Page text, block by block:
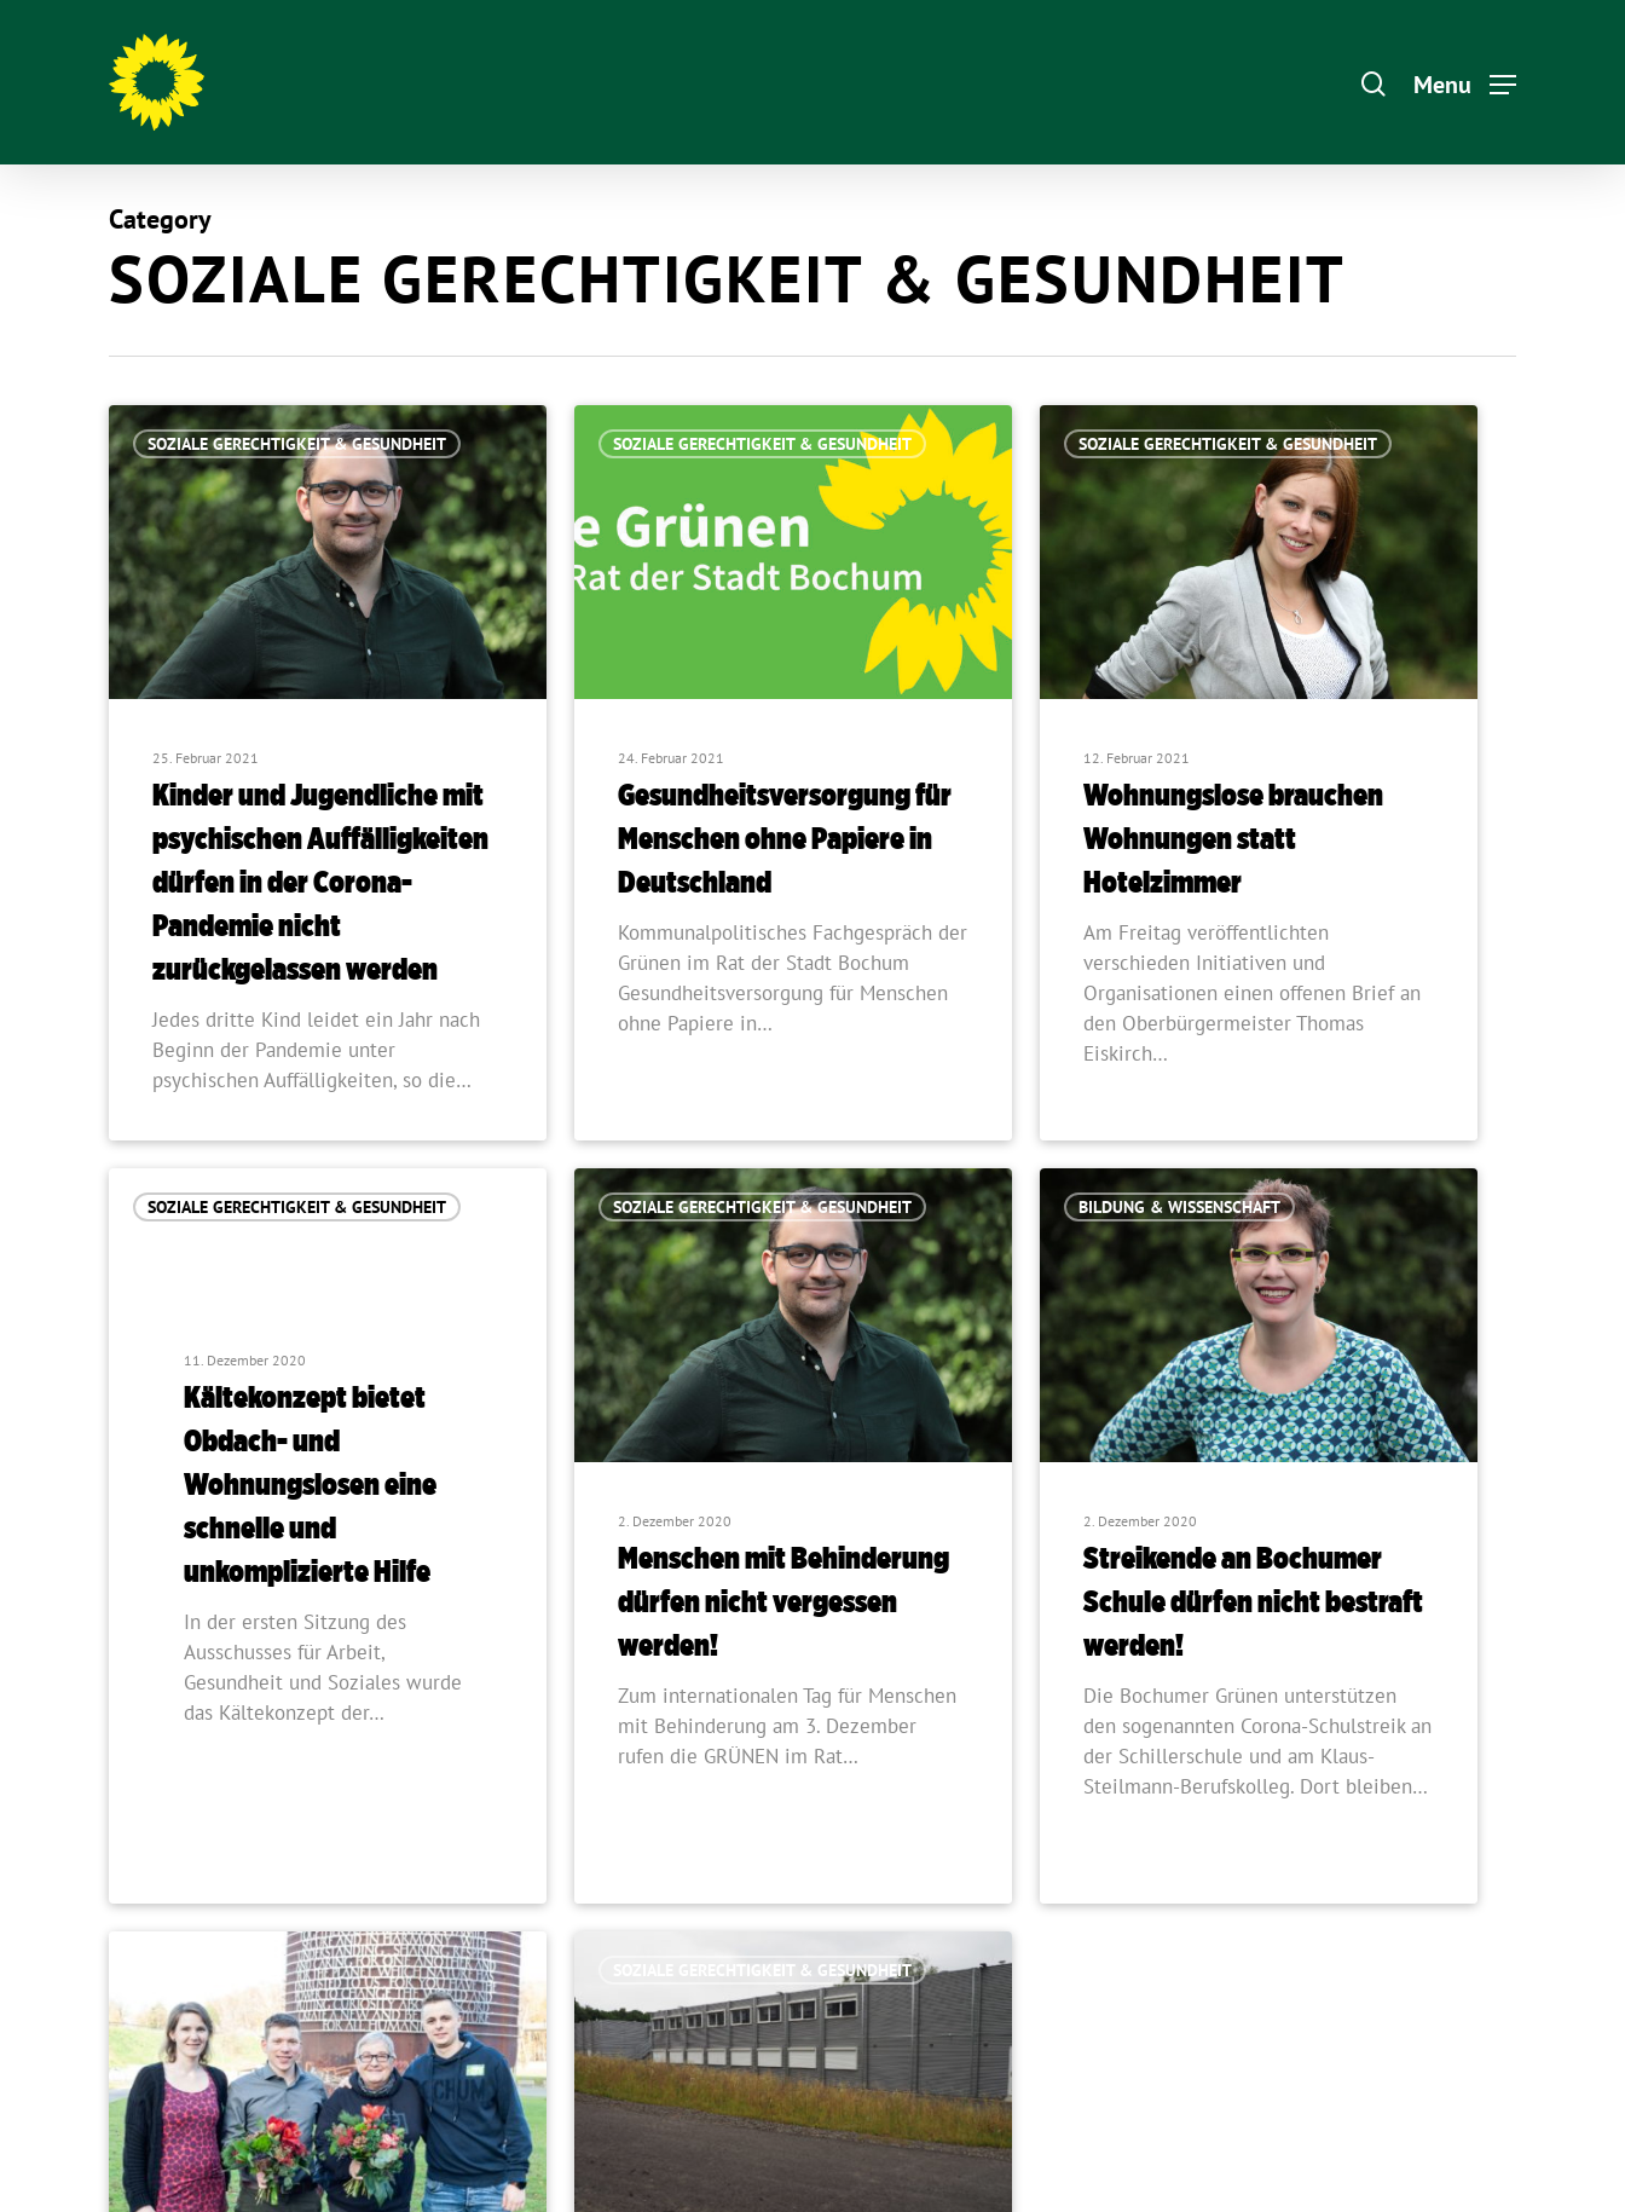
Hit enter to search or ESC to close
Menu
Category
SOZIALE GERECHTIGKEIT & GESUNDHEIT
SOZIALE GERECHTIGKEIT & GESUNDHEIT
25. Februar 2021
Kinder und Jugendliche mit
psychischen Auffälligkeiten
dürfen in der Corona-
Pandemie nicht
zurückgelassen werden
Jedes dritte Kind leidet ein Jahr nach
Beginn der Pandemie unter
psychischen Auffälligkeiten, so die…
SOZIALE GERECHTIGKEIT & GESUNDHEIT
24. Februar 2021
Gesundheitsversorgung für
Menschen ohne Papiere in
Deutschland
Kommunalpolitisches Fachgespräch der
Grünen im Rat der Stadt Bochum
Gesundheitsversorgung für Menschen
ohne Papiere in…
SOZIALE GERECHTIGKEIT & GESUNDHEIT
12. Februar 2021
Wohnungslose brauchen
Wohnungen statt
Hotelzimmer
Am Freitag veröffentlichten
verschieden Initiativen und
Organisationen einen offenen Brief an
den Oberbürgermeister Thomas
Eiskirch…
SOZIALE GERECHTIGKEIT & GESUNDHEIT
11. Dezember 2020
Kältekonzept bietet
Obdach- und
Wohnungslosen eine
schnelle und
unkomplizierte Hilfe
In der ersten Sitzung des
Ausschusses für Arbeit,
Gesundheit und Soziales wurde
das Kältekonzept der…
SOZIALE GERECHTIGKEIT & GESUNDHEIT
2. Dezember 2020
Menschen mit Behinderung
dürfen nicht vergessen
werden!
Zum internationalen Tag für Menschen
mit Behinderung am 3. Dezember
rufen die GRÜNEN im Rat…
BILDUNG & WISSENSCHAFT
2. Dezember 2020
Streikende an Bochumer
Schule dürfen nicht bestraft
werden!
Die Bochumer Grünen unterstützen
den sogenannten Corona-Schulstreik an
der Schillerschule und am Klaus-
Steilmann-Berufskolleg. Dort bleiben…
SOZIALE GERECHTIGKEIT & GESUNDHEIT